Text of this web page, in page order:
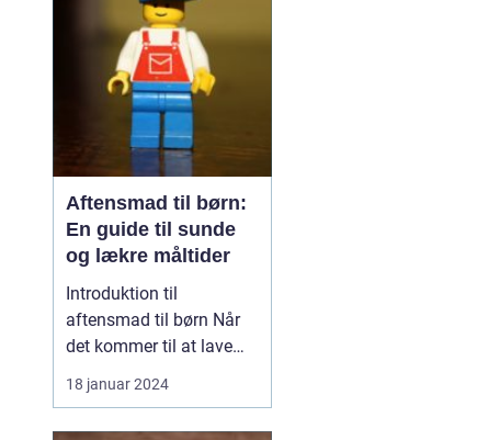
Aftensmad til børn:
En guide til sunde
og lækre måltider
Introduktion til
aftensmad til børn Når
det kommer til at lave
mad til børn, er der
mange faktorer, der
18 januar 2024